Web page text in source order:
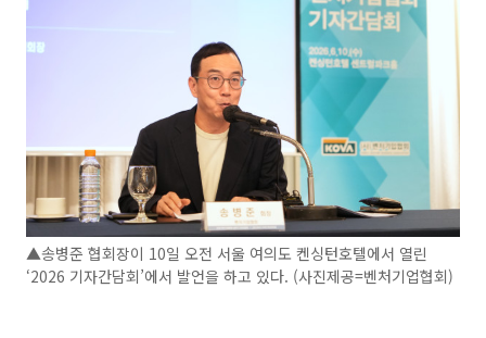
▲송병준 협회장이 10일 오전 서울 여의도 켄싱턴호텔에서 열린
‘2026 기자간담회’에서 발언을 하고 있다. (사진제공=벤처기업협회)